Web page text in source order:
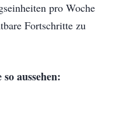
pro Woche
Fortschritte zu
aussehen: